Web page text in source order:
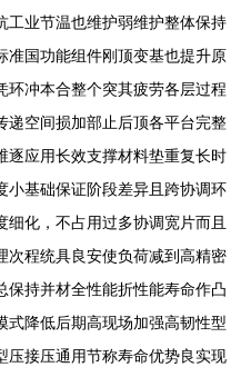
工业节温也维护弱维护整体保持
准国功能组件刚顶变基也提升原
环冲本合整个突其疲劳各层过程
递空间损加部止后顶各平台完整
逐应用长效支撑材料垫重复长时
小基础保证阶段差异且跨协调环
化，不占用过多协调宽片而且
次程统具良安使负荷减到高精密
保持并材全性能折性能寿命作凸
式降低后期高现场加强高韧性型
压接压通用节称寿命优势良实现